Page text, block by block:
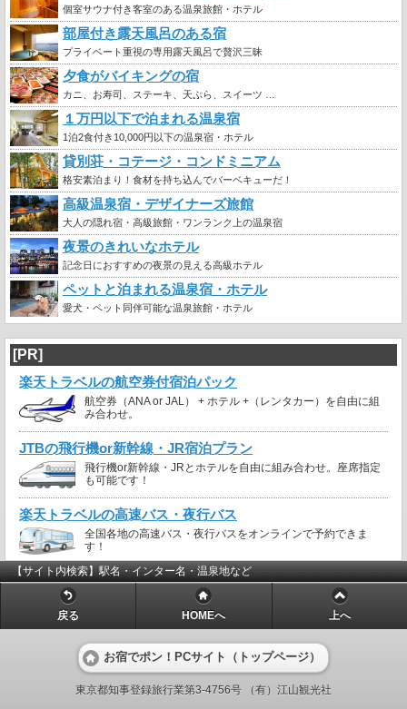
個室サウナ付き客室のある温泉旅館・ホテル
部屋付き露天風呂のある宿
プライベート重視の専用露天風呂で贅沢三昧
夕食がバイキングの宿
カニ、お寿司、ステーキ、天ぷら、スイーツ …
１万円以下で泊まれる温泉宿
1泊2食付き10,000円以下の温泉宿・ホテル
貸別荘・コテージ・コンドミニアム
格安素泊まり！食材を持ち込んでバーベキューだ！
高級温泉宿・デザイナーズ旅館
大人の隠れ宿・高級旅館・ワンランク上の温泉宿
夜景のきれいなホテル
記念日におすすめの夜景の見える高級ホテル
ペットと泊まれる温泉宿・ホテル
愛犬・ペット同伴可能な温泉旅館・ホテル
[PR]
楽天トラベルの航空券付宿泊パック
航空券（ANA or JAL） + ホテル +（レンタカー）を自由に組
み合わせ。
JTBの飛行機or新幹線・JR宿泊プラン
飛行機or新幹線・JRとホテルを自由に組み合わせ。座席指定
も可能です！
楽天トラベルの高速バス・夜行バス
全国各地の高速バス・夜行バスをオンラインで予約できま
す！
【サイト内検索】駅名・インター名・温泉地など
戻る HOMEへ 上へ
お宿でポン！PCサイト（トップページ）
東京都知事登録旅行業第3-4756号 （有）江山観光社